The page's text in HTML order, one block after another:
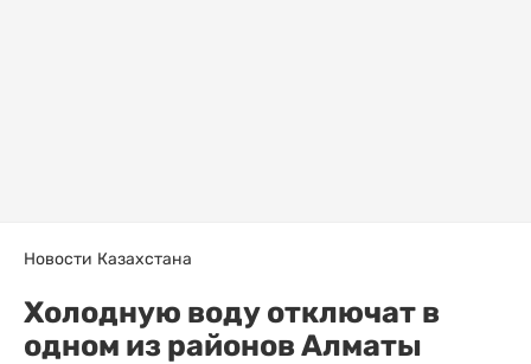
Новости Казахстана
Холодную воду отключат в
одном из районов Алматы